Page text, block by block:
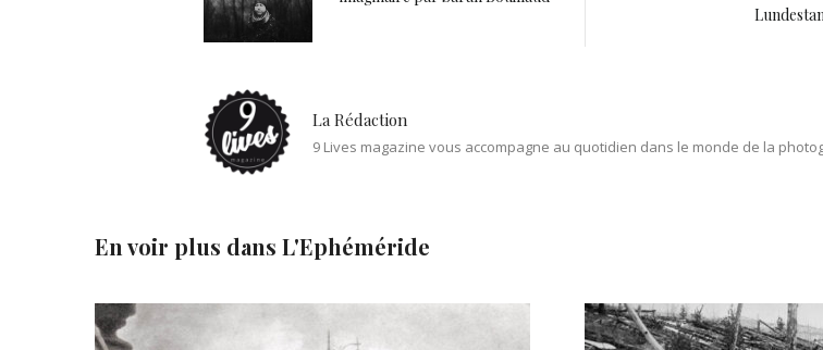
La Rédaction
9 Lives magazine vous accompagne au quotidien dans le monde de la
En voir plus dans L'Ephéméride